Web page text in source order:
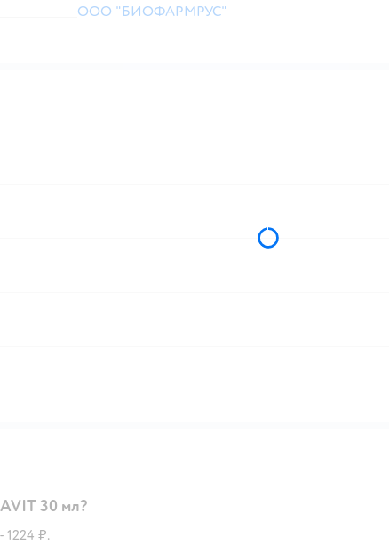
ООО "БИОФАРМРУС"
30 мл?
1224 ₽.